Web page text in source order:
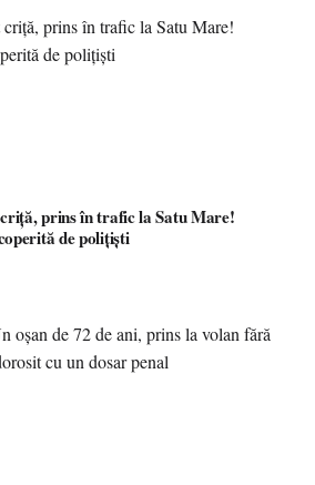
prins în trafic la Satu Mare!
de polițiști